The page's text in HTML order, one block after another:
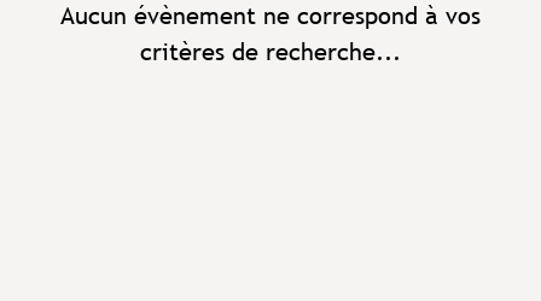
Aucun évènement ne correspond à vos
critères de recherche...